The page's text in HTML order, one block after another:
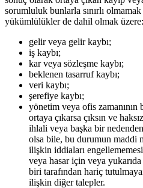
sorumluluk bunlarla sınırlı
yükümlülükler de dahil olmak üzere:
gelir veya gelir kaybı;
iş kaybı;
kar veya sözleşme kaybı;
beklenen tasarruf kaybı;
veri kaybı;
şerefiye kaybı;
yönetim veya ofis zamanının
ortaya çıkarsa çıksın ve
ihlali veya başka bir
olsa bile, bu durumun maddi
ilişkin iddiaları
veya hasar için veya
biri tarafından hariç
ilişkin diğer talepler.